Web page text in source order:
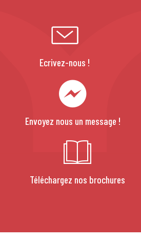
Ecrivez-nous !
Envoyez nous un message !
Téléchargez nos brochures